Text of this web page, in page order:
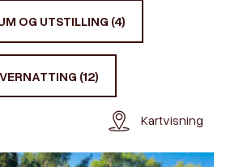
OG UTSTILLING (4)
(12)
Kartvisning